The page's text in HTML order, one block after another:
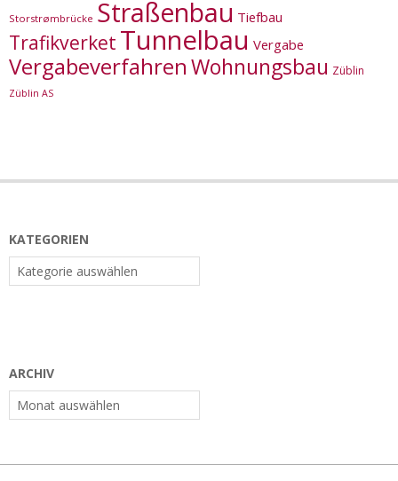
Storstrømbrücke Straßenbau Tiefbau
Trafikverket Tunnelbau Vergabe
VergabeverfahrenWohnungsbau Züblin
Züblin AS
KATEGORIEN
Kategorien
ARCHIV
Archiv